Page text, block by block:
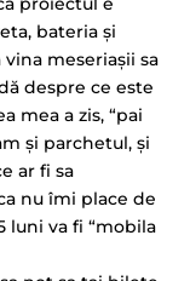
bateria și
meseriașii sa
despre ce este
mea a zis, “pai
și parchetul, și
ar fi sa
nu îmi place de
luni va fi “mobila